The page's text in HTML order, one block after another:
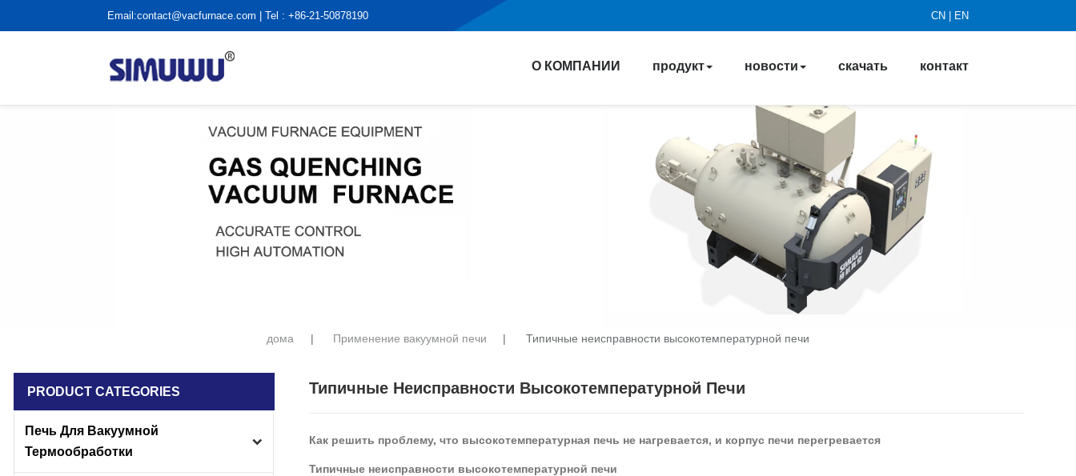
Email:contact@vacfurnace.com | Tel : +86-21-50878190 CN EN
О КОМПАНИИ продукт новости скачать контакт
дома Применение вакуумной печи Типичные неисправности высокотемпературной печи
PRODUCT CATEGORIES
Печь Для Вакуумной
Термообработки
Типичные Неисправности Высокотемпературной Печи
Как решить проблему, что высокотемпературная печь не нагревается, и корпус печи перегревается
Типичные неисправности высокотемпературной печи